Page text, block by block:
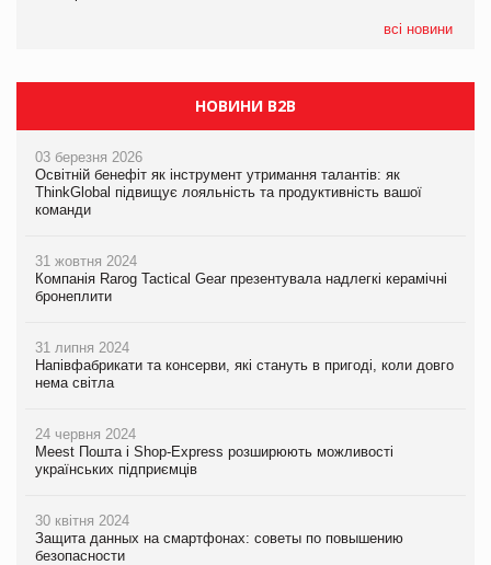
всі новини
Сергій Лісунов про заморожені хлібобулочні вироби на
НОВИНИ B2B
03 березня 2026
Освітній бенефіт як інструмент утримання талантів: як
ThinkGlobal підвищує лояльність та продуктивність вашої
команди
31 жовтня 2024
Компанія Rarog Tactical Gear презентувала надлегкі керамічні
бронеплити
31 липня 2024
Напівфабрикати та консерви, які стануть в пригоді, коли довго
нема світла
24 червня 2024
Meest Пошта і Shop-Express розширюють можливості
українських підприємців
30 квітня 2024
Защита данных на смартфонах: советы по повышению
безопасности